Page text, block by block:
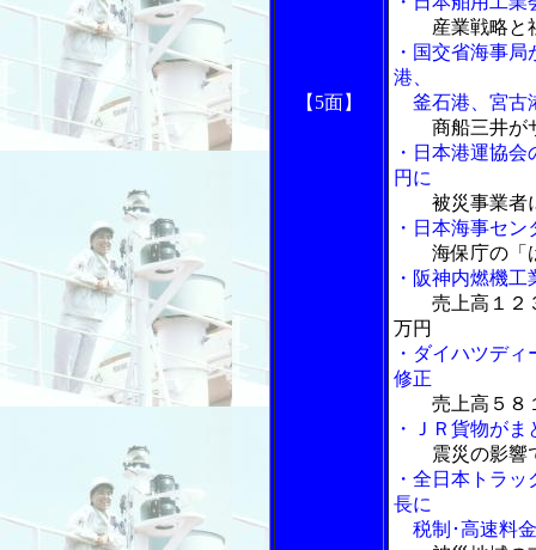
【5面】
産業戦略と
・国交省海事
港、
釜石港、宮古
商船三井が
・日本港運協
円に
被災事業者
・日本海事セ
海保庁の「
・阪神内燃機
売上高１２
万円
・ダイハツデ
修正
売上高５８
・ＪＲ貨物が
震災の影響
・全日本トラ
長に
税制･高速料